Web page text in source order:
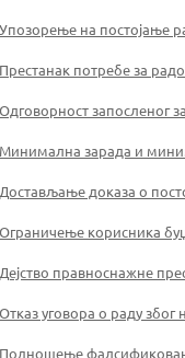
Упозорење на постојање
Престанак потребе за
Одговорност запосленог
Минимална зарада и
Достављање доказа о
Ограничење корисника
Дејство правноснажне
Отказ уговора о раду
Подношење